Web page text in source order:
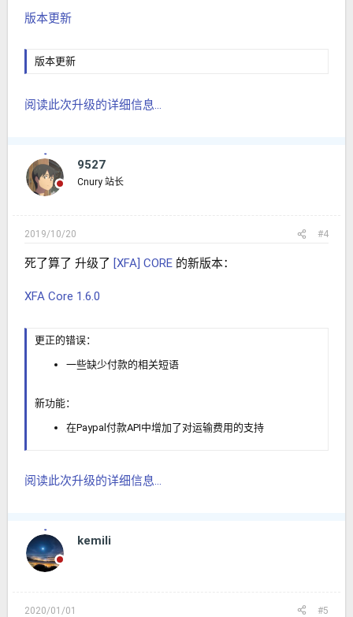
版本更新
版本更新
阅读此次升级的详细信息...
9527
Cnury 站长
2019/10/20 #4
死了算了 升级了 [XFA] CORE 的新版本：
XFA Core 1.6.0
更正的错误：
一些缺少付款的相关短语
新功能：
在Paypal付款API中增加了对运输费用的支持
阅读此次升级的详细信息...
kemili
2020/01/01 #5